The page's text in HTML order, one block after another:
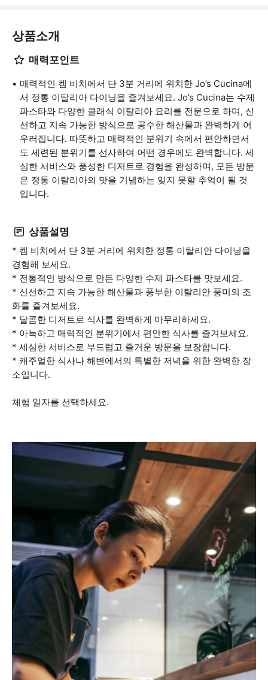
상품소개
매력포인트
매력적인 켐 비치에서 단 3분 거리에 위치한 Jo’s Cucina에
서 정통 이탈리아 다이닝을 즐겨보세요. Jo’s Cucina는 수제
파스타와 다양한 클래식 이탈리아 요리를 전문으로 하며, 신
선하고 지속 가능한 방식으로 공수한 해산물과 완벽하게 어
우러집니다. 따뜻하고 매력적인 분위기 속에서 편안하면서
도 세련된 분위기를 선사하여 어떤 경우에도 완벽합니다. 세
심한 서비스와 풍성한 디저트로 경험을 완성하며, 모든 방문
은 정통 이탈리아의 맛을 기념하는 잊지 못할 추억이 될 것
입니다.
상품설명
* 켐 비치에서 단 3분 거리에 위치한 정통 이탈리안 다이닝을
경험해 보세요.
* 전통적인 방식으로 만든 다양한 수제 파스타를 맛보세요.
* 신선하고 지속 가능한 해산물과 풍부한 이탈리안 풍미의 조
화를 즐겨보세요.
* 달콤한 디저트로 식사를 완벽하게 마무리하세요.
* 아늑하고 매력적인 분위기에서 편안한 식사를 즐겨보세요.
* 세심한 서비스로 부드럽고 즐거운 방문을 보장합니다.
* 캐주얼한 식사나 해변에서의 특별한 저녁을 위한 완벽한 장
소입니다.
체험 일자를 선택하세요.